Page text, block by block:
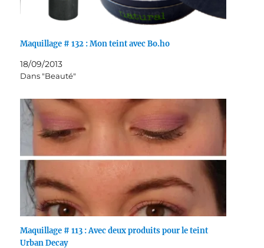
Maquillage # 132 : Mon teint avec Bo.ho
18/09/2013
Dans "Beauté"
Maquillage # 113 : Avec deux produits pour le teint
Urban Decay